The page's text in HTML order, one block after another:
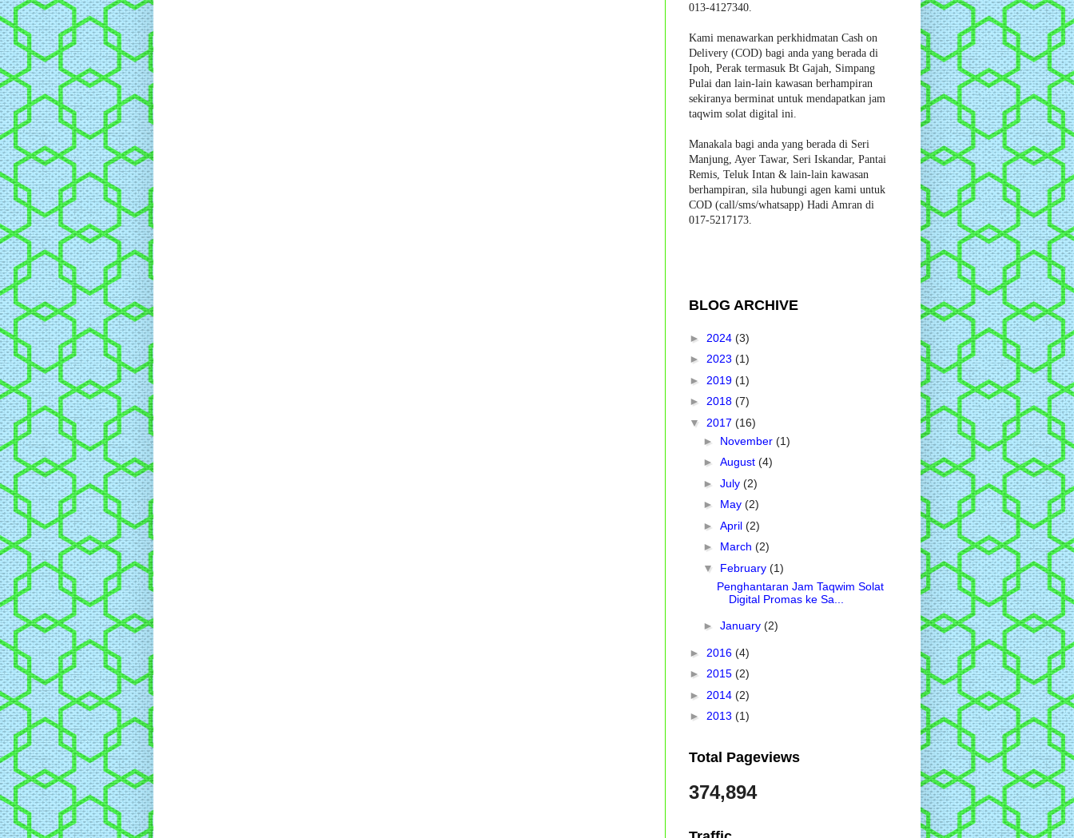
013-4127340.
Kami menawarkan perkhidmatan Cash on
Delivery (COD) bagi anda yang berada di
Ipoh, Perak termasuk Bt Gajah, Simpang
Pulai dan lain-lain kawasan berhampiran
sekiranya berminat untuk mendapatkan jam
taqwim solat digital ini.
Manakala bagi anda yang berada di Seri
Manjung, Ayer Tawar, Seri Iskandar, Pantai
Remis, Teluk Intan & lain-lain kawasan
berhampiran, sila hubungi agen kami untuk
COD (call/sms/whatsapp) Hadi Amran di
017-5217173.
BLOG ARCHIVE
► 2024 (3)
► 2023 (1)
► 2019 (1)
► 2018 (7)
▼ 2017 (16)
► November (1)
► August (4)
► July (2)
► May (2)
► April (2)
► March (2)
▼ February (1)
Penghantaran Jam Taqwim Solat
Digital Promas ke Sa...
► January (2)
► 2016 (4)
► 2015 (2)
► 2014 (2)
► 2013 (1)
Total Pageviews
374,894